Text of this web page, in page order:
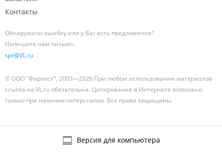
Контакты
Обнаружили ошибку или у Вас есть предложения?
Напишите нам письмо:
spr@VL.ru
© ООО "Фарпост", 2003—2026 При любом использовании материалов
ссылка на VL.ru обязательна. Цитирование в Интернете возможно
только при наличии гиперссылки. Все права защищены.
Версия для компьютера